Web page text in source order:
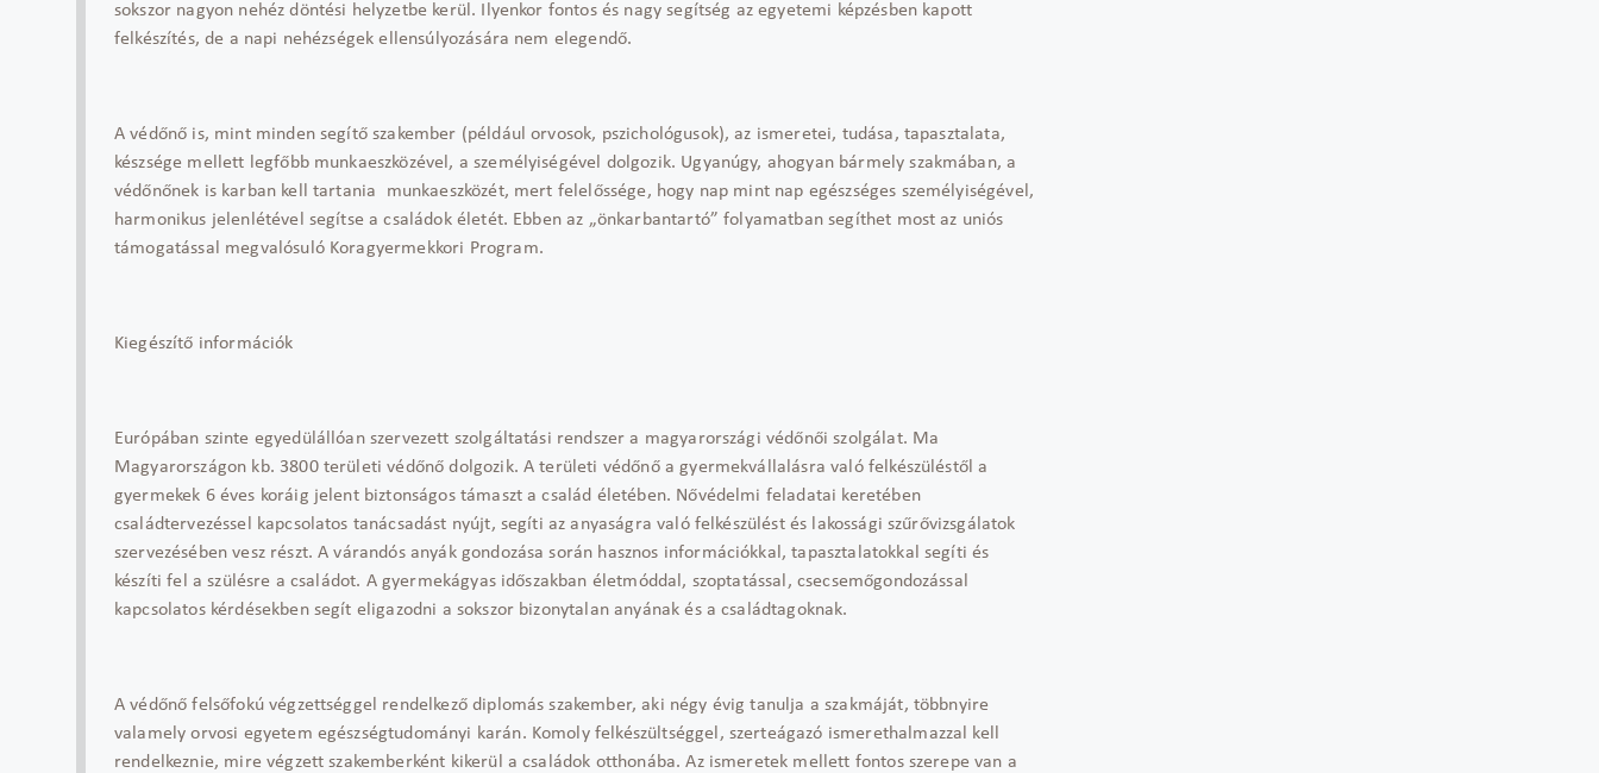
sokszor nagyon nehéz döntési helyzetbe kerül. Ilyenkor fontos és nagy segítség az egyetemi képzésben kapott
felkészítés, de a napi nehézségek ellensúlyozására nem elegendő.
A védőnő is, mint minden segítő szakember (például orvosok, pszichológusok), az ismeretei, tudása, tapasztalata,
készsége mellett legfőbb munkaeszközével, a személyiségével dolgozik. Ugyanúgy, ahogyan bármely szakmában, a
védőnőnek is karban kell tartania munkaeszközét, mert felelőssége, hogy nap mint nap egészséges személyiségével,
harmonikus jelenlétével segítse a családok életét. Ebben az „önkarbantartó” folyamatban segíthet most az uniós
támogatással megvalósuló Koragyermekkori Program.
Kiegészítő információk
Európában szinte egyedülállóan szervezett szolgáltatási rendszer a magyarországi védőnői szolgálat. Ma
Magyarországon kb. 3800 területi védőnő dolgozik. A területi védőnő a gyermekvállalásra való felkészüléstől a
gyermekek 6 éves koráig jelent biztonságos támaszt a család életében. Nővédelmi feladatai keretében
családtervezéssel kapcsolatos tanácsadást nyújt, segíti az anyaságra való felkészülést és lakossági szűrővizsgálatok
szervezésében vesz részt. A várandós anyák gondozása során hasznos információkkal, tapasztalatokkal segíti és
készíti fel a szülésre a családot. A gyermekágyas időszakban életmóddal, szoptatással, csecsemőgondozással
kapcsolatos kérdésekben segít eligazodni a sokszor bizonytalan anyának és a családtagoknak.
A védőnő felsőfokú végzettséggel rendelkező diplomás szakember, aki négy évig tanulja a szakmáját, többnyire
valamely orvosi egyetem egészségtudományi karán. Komoly felkészültséggel, szerteágazó ismerethalmazzal kell
rendelkeznie, mire végzett szakemberként kikerül a családok otthonába. Az ismeretek mellett fontos szerepe van a